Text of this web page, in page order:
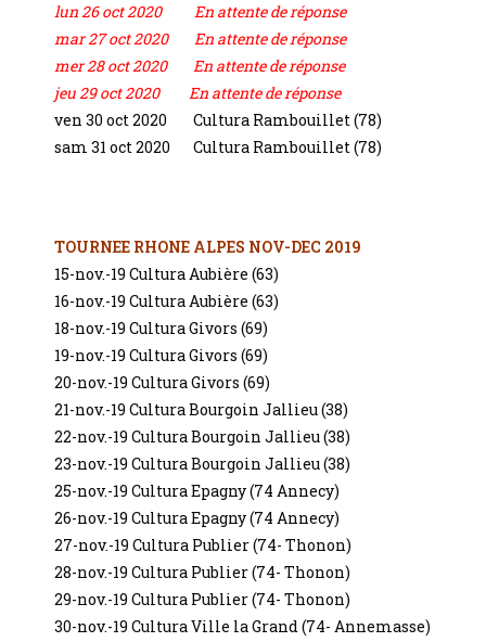
lun 26 oct 2020 En attente de réponse
mar 27 oct 2020 En attente de réponse
mer 28 oct 2020 En attente de réponse
jeu 29 oct 2020 En attente de réponse
ven 30 oct 2020 Cultura Rambouillet (78)
sam 31 oct 2020 Cultura Rambouillet (78)
TOURNEE RHONE ALPES NOV-DEC 2019
15-nov.-19 Cultura Aubière (63)
16-nov.-19 Cultura Aubière (63)
18-nov.-19 Cultura Givors (69)
19-nov.-19 Cultura Givors (69)
20-nov.-19 Cultura Givors (69)
21-nov.-19 Cultura Bourgoin Jallieu (38)
22-nov.-19 Cultura Bourgoin Jallieu (38)
23-nov.-19 Cultura Bourgoin Jallieu (38)
25-nov.-19 Cultura Epagny (74 Annecy)
26-nov.-19 Cultura Epagny (74 Annecy)
27-nov.-19 Cultura Publier (74- Thonon)
28-nov.-19 Cultura Publier (74- Thonon)
29-nov.-19 Cultura Publier (74- Thonon)
30-nov.-19 Cultura Ville la Grand (74- Annemasse)